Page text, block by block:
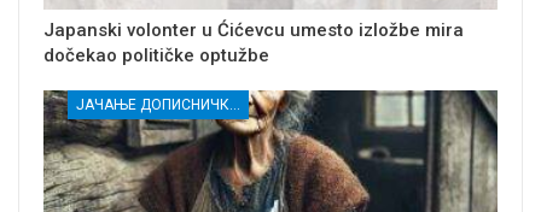
Japanski volonter u Ćićevcu umesto izložbe mira
dočekao političke optužbe
ЈАЧАЊЕ ДОПИСНИЧКЕ МРЕЖЕ НЕЗАВИСНИХ МЕДИЈА У РАСИНСКОМ ОКРУГУ